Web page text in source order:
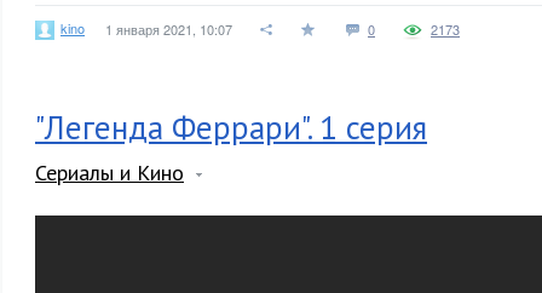
kino 1 января 2021, 10:07 0 2173
"Легенда Феррари". 1 серия
Сериалы и Кино